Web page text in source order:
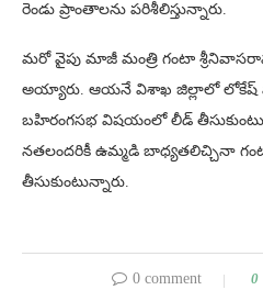
రెండు ప్రాంతాలను పరిశీలిస్తున్నారు.
మరో వైపు మాజీ మంత్రి గంటా
అయ్యారు. ఆయనే విశాఖ జిల్లాలో
బహిరంగసభ విషయంలో లీడ్
నతలందరికీ ఉమ్మడి బాధ్యతలిచ్చినా
తీసుకుంటున్నారు.
0 comment 0